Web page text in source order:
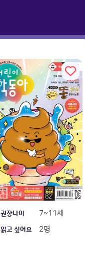
권장나이 7~11세
읽고 싶어요 2명